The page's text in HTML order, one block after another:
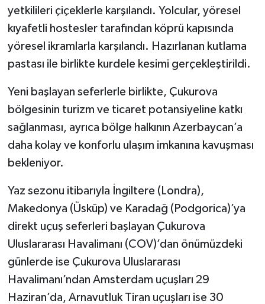
yetkilileri çiçeklerle karşılandı. Yolcular, yöresel
kıyafetli hostesler tarafından köprü kapısında
yöresel ikramlarla karşılandı. Hazırlanan kutlama
pastası ile birlikte kurdele kesimi gerçekleştirildi.
Yeni başlayan seferlerle birlikte, Çukurova
bölgesinin turizm ve ticaret potansiyeline katkı
sağlanması, ayrıca bölge halkının Azerbaycan’a
daha kolay ve konforlu ulaşım imkanına kavuşması
bekleniyor.
Yaz sezonu itibarıyla İngiltere (Londra),
Makedonya (Üsküp) ve Karadağ (Podgorica)’ya
direkt uçuş seferleri başlayan Çukurova
Uluslararası Havalimanı (COV)’dan önümüzdeki
günlerde ise Çukurova Uluslararası
Havalimanı’ndan Amsterdam uçuşları 29
Haziran’da, Arnavutluk Tiran uçuşları ise 30